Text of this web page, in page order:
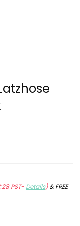
PST- Details)&FREE